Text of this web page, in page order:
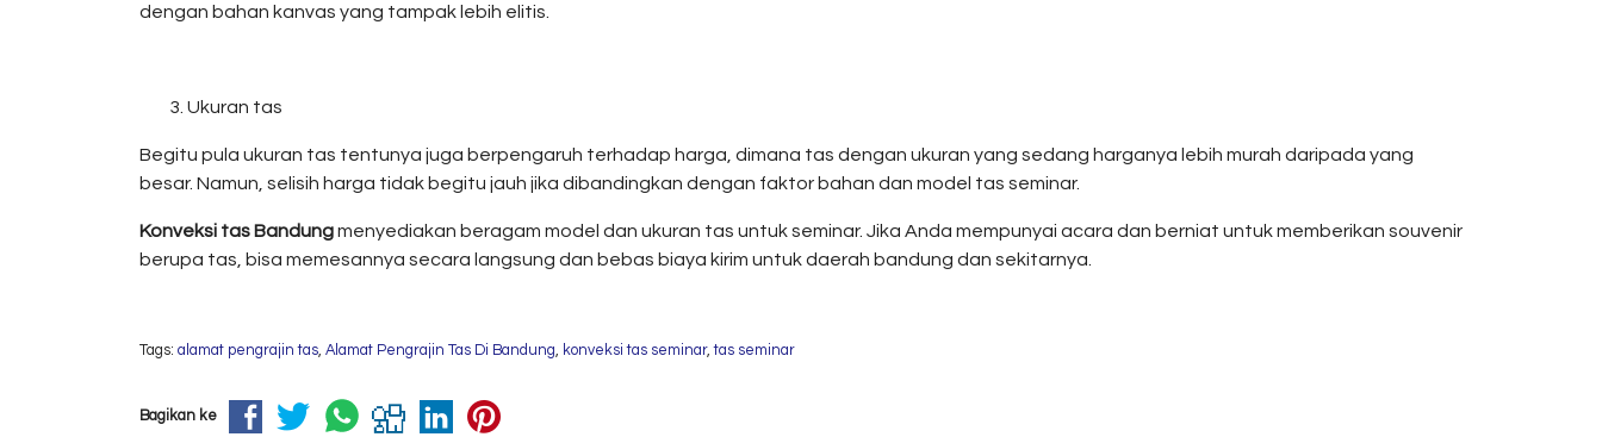
dengan bahan kanvas yang tampak lebih elitis.
Ukuran tas
Begitu pula ukuran tas tentunya juga berpengaruh terhadap harga, dimana tas dengan ukuran yang sedang harganya lebih murah daripada yang
besar. Namun, selisih harga tidak begitu jauh jika dibandingkan dengan faktor bahan dan model tas seminar.
Konveksi tas Bandungmenyediakan beragam model dan ukuran tas untuk seminar. Jika Anda mempunyai acara dan berniat untuk memberikan souvenir
berupa tas, bisa memesannya secara langsung dan bebas biaya kirim untuk daerah bandung dan sekitarnya.
Tags: alamat pengrajin tas, Alamat Pengrajin Tas Di Bandung, konveksi tas seminar,tas seminar
Bagikan ke